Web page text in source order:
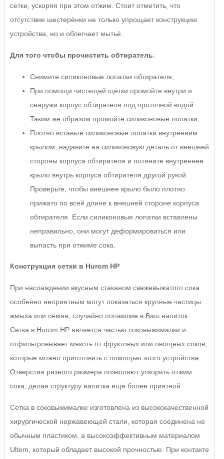
сетки, ускоряя при этом отжим. Стоит отметить, что
отсутствие шестерёнки не только упрощает конструкцию
устройства, но и облегчает мытьё.
Для того чтобы прочистить обтиратель:
Снимите силиконовые лопатки обтирателя;
При помощи чистящей щётки промойте внутри и
снаружи корпус обтирателя под проточной водой.
Таким же образом промойте силиконовые лопатки;
Плотно вставьте силиконовые лопатки внутренним
крылом, надавите на силиконовую деталь от внешней
стороны корпуса обтирателя и потяните внутреннее
крыло внутрь корпуса обтирателя другой рукой.
Проверьте, чтобы внешнее крыло было плотно
прижато по всей длине к внешней стороне корпуса
обтирателя. Если силиконовые лопатки вставлены
неправильно, они могут деформироваться или
выпасть при отжиме сока.
Конструкция сетки в Hurom HP
При наслаждении вкусным стаканом свежевыжатого сока
особенно неприятным могут показаться крупные частицы
жмыха или семян, случайно попавшие в Ваш напиток.
Сетка в Hurom HP является частью соковыжималки и
отфильтровывает мякоть от фруктовых или овощных соков,
которые можно приготовить с помощью этого устройства.
Отверстия разного размера позволяют ускорить отжим
сока, делая структуру напитка ещё более приятной.
Сетка в соковыжималке изготовлена из высококачественной
хирургической нержавеющей стали, которая соединена не
обычным пластиком, а высокоэффективным материалом
Ultem, который обладает высокой прочностью. При контакте